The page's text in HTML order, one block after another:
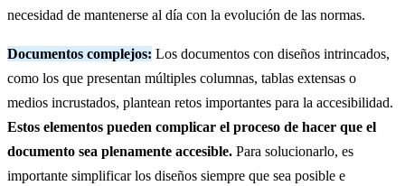
necesidad de mantenerse al día con la evolución de las normas.
Documentos complejos: Los documentos con diseños intrincados,
como los que presentan múltiples columnas, tablas extensas o
medios incrustados, plantean retos importantes para la accesibilidad.
Estos elementos pueden complicar el proceso de hacer que el
documento sea plenamente accesible. Para solucionarlo, es
importante simplificar los diseños siempre que sea posible e